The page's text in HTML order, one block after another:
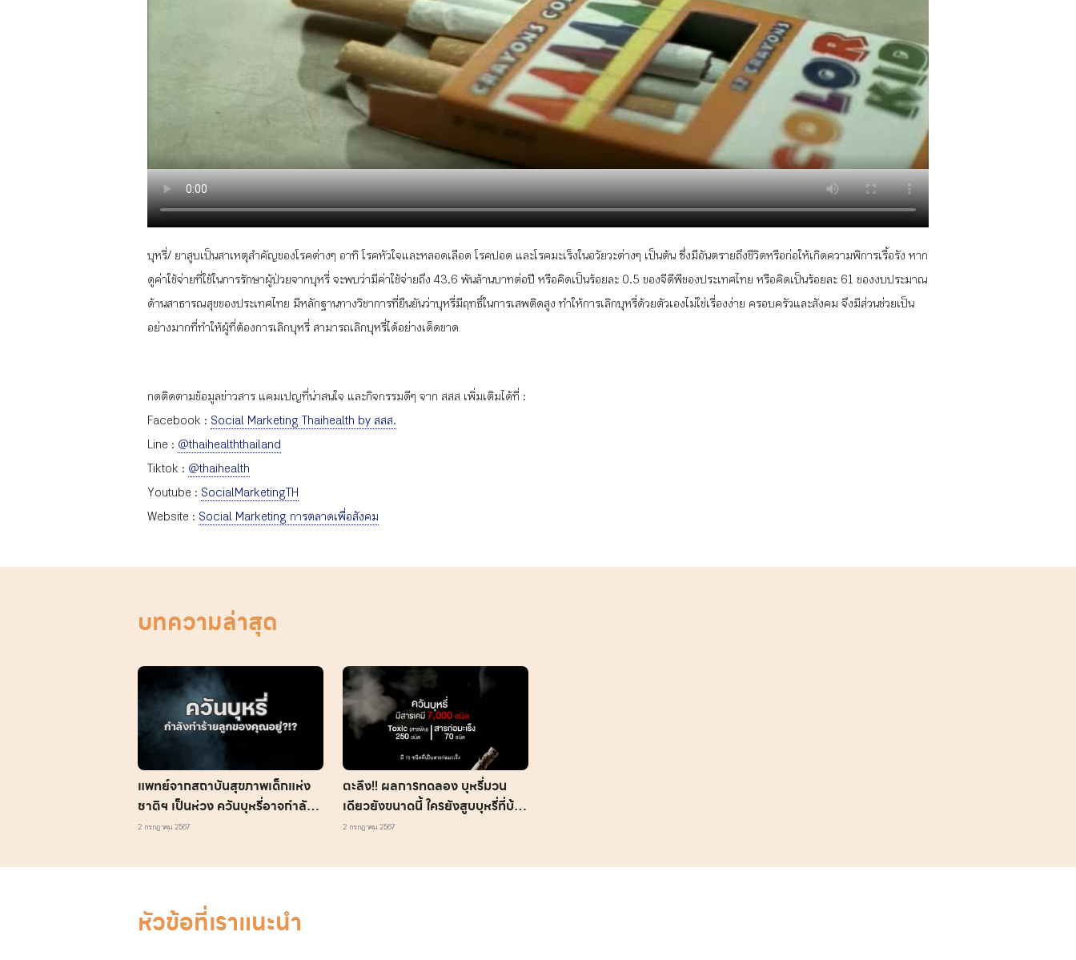
บุหรี่/ ยาสูบเป็นสาเหตุสำคัญของโรคต่างๆ อาทิ โรคหัวใจและหลอดเลือด โรคปอด และโรคมะเร็งในอวัยวะต่างๆ เป็นต้น ซึ่งมีอันตรายถึงชีวิตหรือก่อให้เกิดความพิการเรื้อรัง หาก
ดูค่าใช้จ่ายที่ใช้ในการรักษาผู้ป่วยจากบุหรี่ จะพบว่ามีค่าใช้จ่ายถึง 43.6 พันล้านบาทต่อปี หรือคิดเป็นร้อยละ 0.5 ของจีดีพีของประเทศไทย หรือคิดเป็นร้อยละ 61 ของงบประมาณ
ด้านสาธารณสุขของประเทศไทย มีหลักฐานทางวิชาการที่ยืนยันว่าบุหรี่มีฤทธิ์ในการเสพติดสูง ทำให้การเลิกบุหรี่ด้วยตัวเองไม่ใช่เรื่องง่าย ครอบครัวและสังคม จึงมีส่วนช่วยเป็น
อย่างมากที่ทำให้ผู้ที่ต้องการเลิกบุหรี่ สามารถเลิกบุหรี่ได้อย่างเด็ดขาด
กดติดตามข้อมูลข่าวสาร แคมเปญที่น่าสนใจ และกิจกรรมดีๆ จาก สสส เพิ่มเติมได้ที่ :
Facebook : Social Marketing Thaihealth by สสส.
Line : @thaihealththailand
Tiktok : @thaihealth
Youtube : SocialMarketingTH
Website : Social Marketing การตลาดเพื่อสังคม
บทความล่าสุด
แพทย์จากสถาบันสุขภาพเด็กแห่ง
ชาติฯ เป็นห่วง ควันบุหรี่อาจกำลัง
ทำร้ายลูกของคุณอยู่
2 กรกฎาคม 2567
ตะลึง!! ผลการทดลอง บุหรี่มวน
เดียวยังขนาดนี้ ใครยังสูบบุหรี่ที่บ้าน
ชวนคลิกอ่าน ที่นี่
2 กรกฎาคม 2567
หัวข้อที่เราแนะนำ